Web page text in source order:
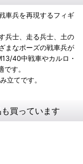
車兵を再現するフィギ
兵士、走る兵士、土の
まなポーズの戦車兵が
40中戦車やカルロ・
す。
立てです。
買っています